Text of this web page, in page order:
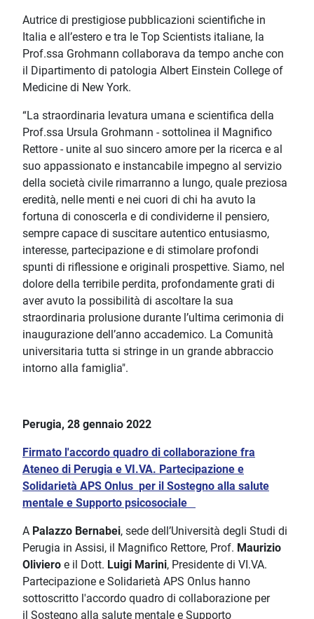
Autrice di prestigiose pubblicazioni scientifiche in
Italia e all’estero e tra le Top Scientists italiane, la
Prof.ssa Grohmann collaborava da tempo anche con
il Dipartimento di patologia Albert Einstein College of
Medicine di New York.
“La straordinaria levatura umana e scientifica della
Prof.ssa Ursula Grohmann - sottolinea il Magnifico
Rettore - unite al suo sincero amore per la ricerca e al
suo appassionato e instancabile impegno al servizio
della società civile rimarranno a lungo, quale preziosa
eredità, nelle menti e nei cuori di chi ha avuto la
fortuna di conoscerla e di condividerne il pensiero,
sempre capace di suscitare autentico entusiasmo,
interesse, partecipazione e di stimolare profondi
spunti di riflessione e originali prospettive. Siamo, nel
dolore della terribile perdita, profondamente grati di
aver avuto la possibilità di ascoltare la sua
straordinaria prolusione durante l’ultima cerimonia di
inaugurazione dell’anno accademico. La Comunità
universitaria tutta si stringe in un grande abbraccio
intorno alla famiglia".
Perugia, 28 gennaio 2022
Firmato l'accordo quadro di collaborazione fra
Ateneo di Perugia e VI.VA. Partecipazione e
Solidarietà APS Onlus per il Sostegno alla salute
mentale e Supporto psicosociale
A Palazzo Bernabei, sede dell’Università degli Studi di
Perugia in Assisi, il Magnifico Rettore, Prof. Maurizio
Oliviero e il Dott. Luigi Marini, Presidente di VI.VA.
Partecipazione e Solidarietà APS Onlus hanno
sottoscritto l'accordo quadro di collaborazione per
il Sostegno alla salute mentale e Supporto